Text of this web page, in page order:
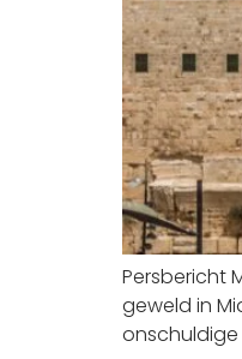
Persbericht
geweld in